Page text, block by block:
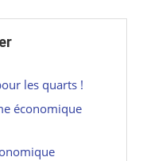
les quarts !
économique